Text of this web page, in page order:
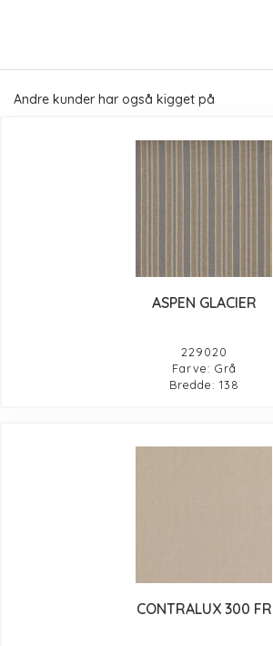
Andre kunder har også kigget på
ASPEN GLACIER
229020
Farve: Grå
Bredde: 138
CONTRALUX 300 FR